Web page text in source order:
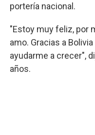
portería nacional.
"Estoy muy feliz, por
amo. Gracias a
ayudarme a crecer",
años.